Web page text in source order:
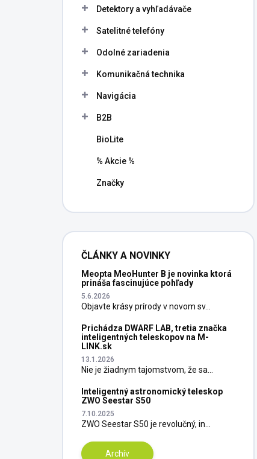
Detektory a vyhľadávače
Satelitné telefóny
Odolné zariadenia
Komunikačná technika
Navigácia
B2B
BioLite
% Akcie %
Značky
ČLÁNKY A NOVINKY
Meopta MeoHunter B je novinka ktorá
prináša fascinujúce pohľady
5.6.2026
Objavte krásy prírody v novom sv...
Prichádza DWARF LAB, tretia značka
inteligentných teleskopov na M-
LINK.sk
13.1.2026
Nie je žiadnym tajomstvom, že sa...
Inteligentný astronomický teleskop
ZWO Seestar S50
7.10.2025
ZWO Seestar S50 je revolučný, in...
Archív